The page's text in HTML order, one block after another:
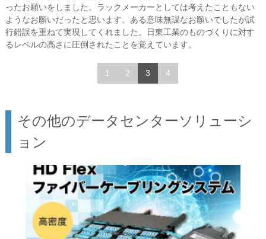
ったお願いをしました。ラックメーカーとしては考えたこともない
ようなお願いだったと思います。ある意味無謀なお願いでしたが試
行錯誤を重ねて実現してくれました。日東工業のものづくりに対す
るレベルの高さに圧倒されたことを覚えています。
1 2 3 4
その他のデータセンターソリューシ
ョン